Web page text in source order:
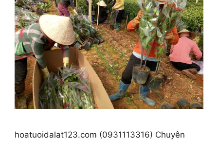
hoatuoidalat123.com (0931113316) Chuyên